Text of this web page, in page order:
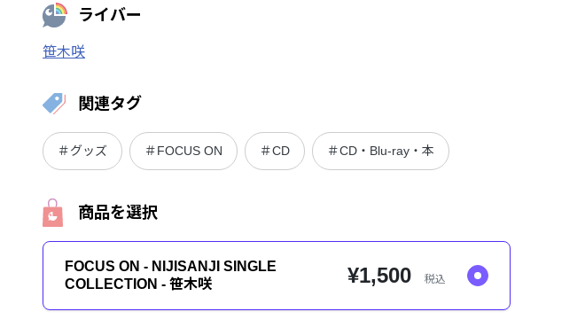
ライバー
笹木咲
関連タグ
＃グッズ ＃FOCUS ON ＃CD ＃CD・Blu-ray・本
商品を選択
FOCUS ON - NIJISANJI SINGLE
COLLECTION - 笹木咲
¥1,500 税込